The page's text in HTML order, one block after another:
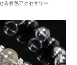
る春色アクセサリー